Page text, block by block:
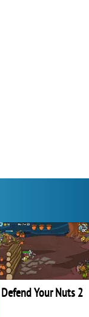
Defend Your Nuts 2
Zoo 2: Animal Park
244 829x